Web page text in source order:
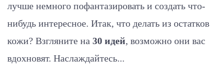
лучше немного пофантазировать и создать что-
нибудь интересное. Итак, что делать из остатков
кожи? Взгляните на 30 идей, возможно они вас
вдохновят. Наслаждайтесь...